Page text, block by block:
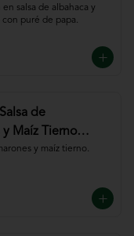
salsa de albahaca y
puré de papa.
de
y Maíz Tierno
y maíz tierno.